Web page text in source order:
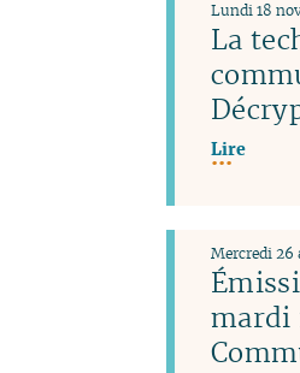
La
Lundi 18
Lire
mardi
Mercredi 26